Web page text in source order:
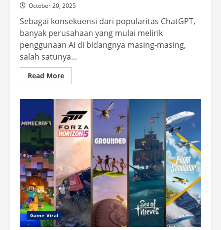
October 20, 2025
Sebagai konsekuensi dari popularitas ChatGPT,
banyak perusahaan yang mulai melirik
penggunaan AI di bidangnya masing-masing,
salah satunya...
Read MoreRead
more
akan
Gunakan
Teknologi
AI
Seperti
ChatGPT
Game
Terbaru
Game Viral